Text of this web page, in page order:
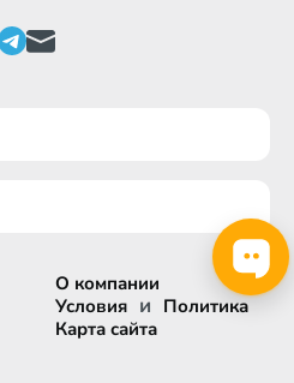
О компании
Условия и Политика
Карта сайта